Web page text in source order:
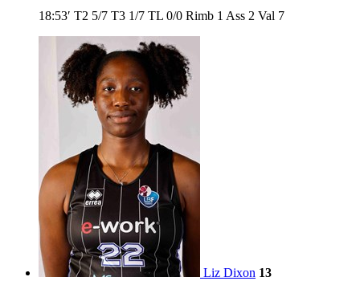
18:53′ T2 5/7 T3 1/7 TL 0/0 Rimb 1 Ass 2 Val 7
Liz Dixon 13